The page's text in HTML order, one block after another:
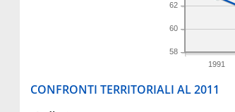
1991
58
60
62
CONFRONTI TERRITORIALI AL 2011